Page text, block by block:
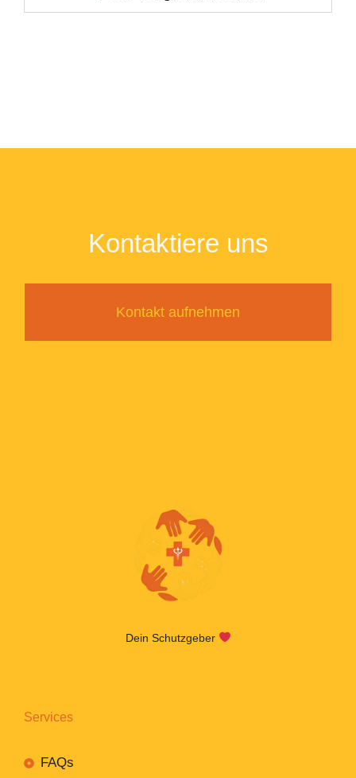
Kontaktiere uns
Kontakt aufnehmen
Dein Schutzgeber
Services
FAQs